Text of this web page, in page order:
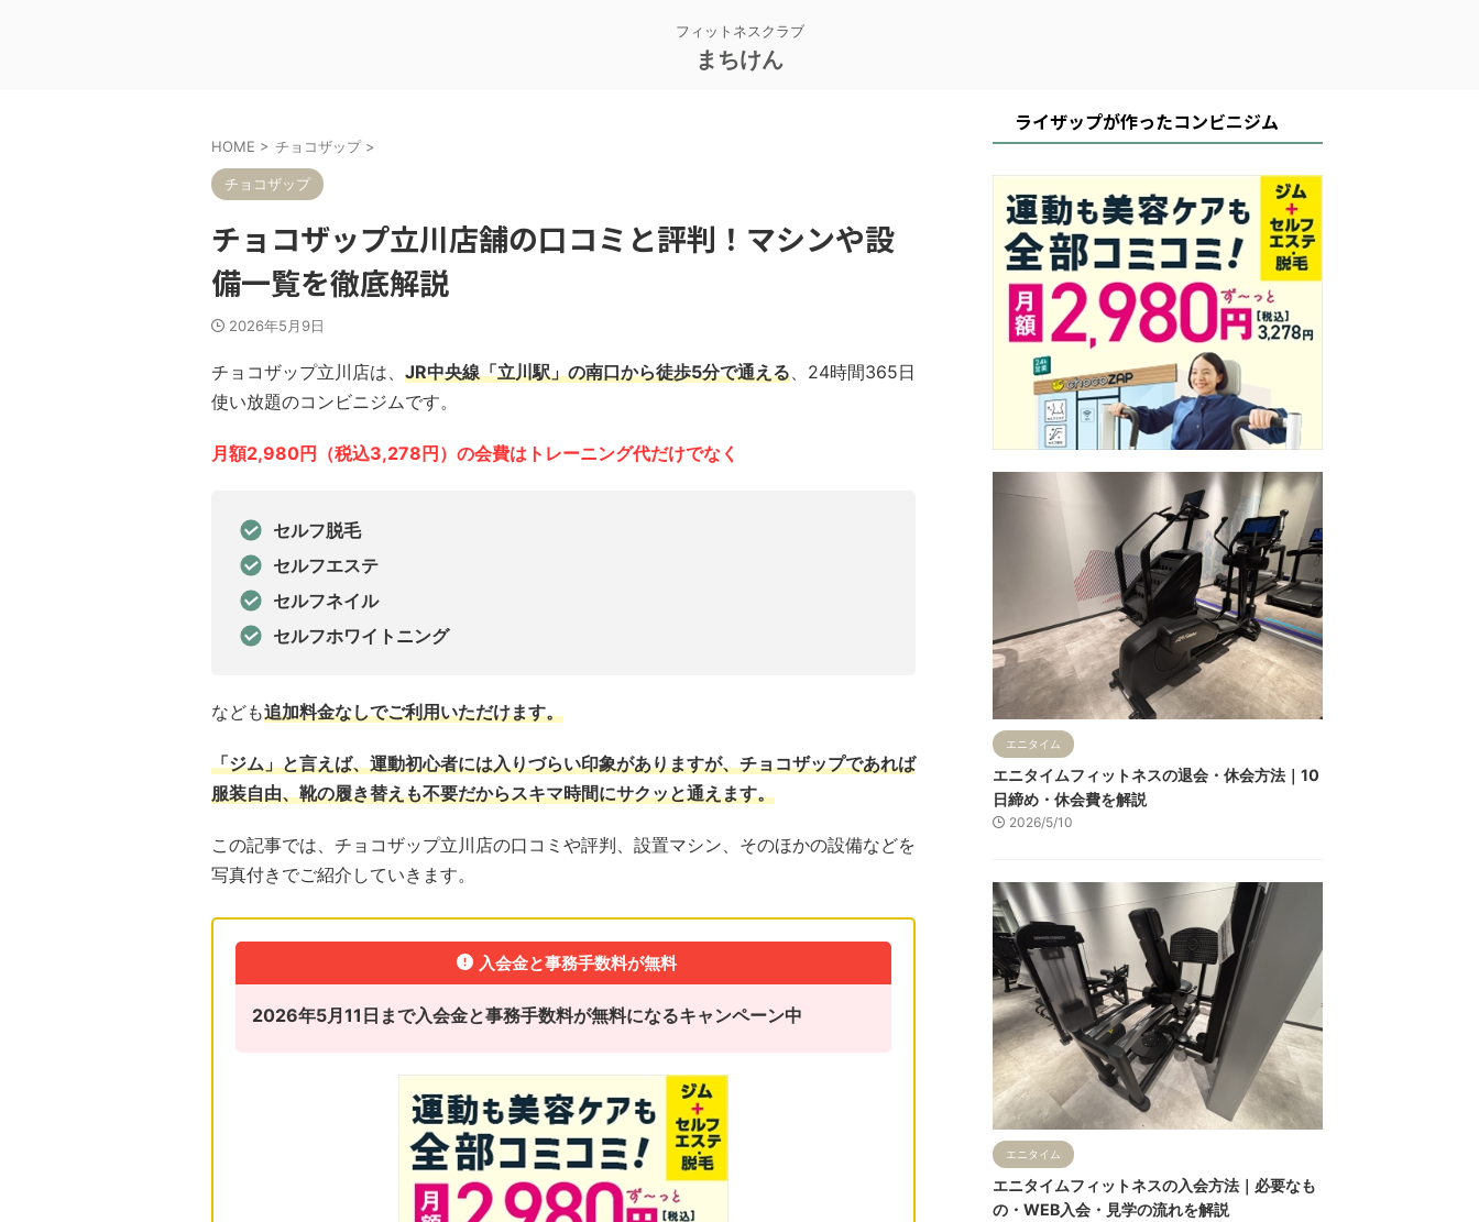
フィットネスクラブ
まちけん
HOME > チョコザップ >
チョコザップ
チョコザップ立川店舗の口コミと評判！マシンや設
備一覧を徹底解説
2026年5月9日
チョコザップ立川店は、 JR中央線「立川駅」の南口から徒歩5分で通える、24時間365日
使い放題のコンビニジムです。
月額2,980円（税込3,278円）の会費はトレーニング代だけでなく
セルフ脱毛
セルフエステ
セルフネイル
セルフホワイトニング
なども追加料金なしでご利用いただけます。
「ジム」と言えば、運動初心者には入りづらい印象がありますが、チョコザップであれば
服装自由、靴の履き替えも不要だからスキマ時間にサクッと通えます。
この記事では、チョコザップ立川店の口コミや評判、設置マシン、そのほかの設備などを
写真付きでご紹介していきます。
入会金と事務手数料が無料
2026年5月11日まで入会金と事務手数料が無料になるキャンペーン中
ライザップが作ったコンビニジム
エニタイム
エニタイムフィットネスの退会・休会方法｜10
日締め・休会費を解説
2026/5/10
エニタイム
エニタイムフィットネスの入会方法｜必要なも
の・WEB入会・見学の流れを解説